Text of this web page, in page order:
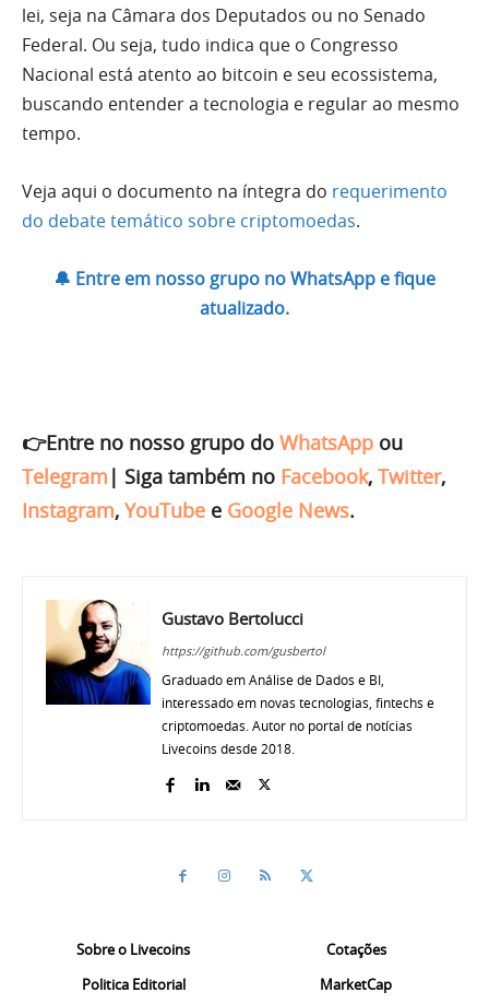
lei, seja na Câmara dos Deputados ou no Senado
Federal. Ou seja, tudo indica que o Congresso
Nacional está atento ao bitcoin e seu ecossistema,
buscando entender a tecnologia e regular ao mesmo
tempo.
Veja aqui o documento na íntegra do requerimento
do debate temático sobre criptomoedas.
🔔 Entre em nosso grupo no WhatsApp e fique
atualizado.
👉Entre no nosso grupo do WhatsApp ou
Telegram | Siga também no Facebook, Twitter,
Instagram, YouTube e Google News.
Gustavo Bertolucci
https://github.com/gusbertol
Graduado em Análise de Dados e BI,
interessado em novas tecnologias, fintechs e
criptomoedas. Autor no portal de notícias
Livecoins desde 2018.
Sobre o Livecoins
Politica Editorial
Cotações
MarketCap